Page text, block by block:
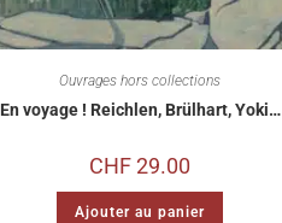
Ouvrages hors collections
En voyage ! Reichlen, Brülhart, Yoki…
CHF29.00
Ajouter au panier